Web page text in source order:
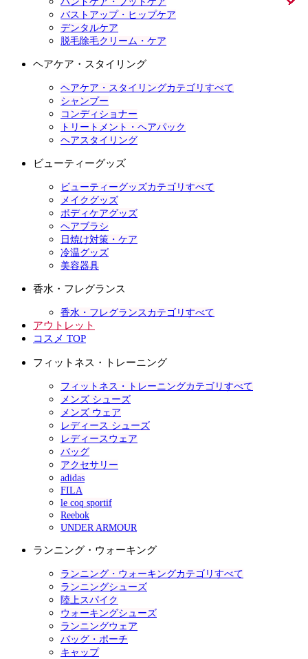
バストアップ・ヒップケア
デンタルケア
脱毛除毛クリーム・ケア
ヘアケア・スタイリング
ヘアケア・スタイリングカテゴリすべて
シャンプー
コンディショナー
トリートメント・ヘアパック
ヘアスタイリング
ビューティーグッズ
ビューティーグッズカテゴリすべて
メイクグッズ
ボディケアグッズ
ヘアブラシ
日焼け対策・ケア
冷温グッズ
美容器具
香水・フレグランス
香水・フレグランスカテゴリすべて
アウトレット
コスメ TOP
フィットネス・トレーニング
フィットネス・トレーニングカテゴリすべて
メンズ シューズ
メンズ ウェア
レディース シューズ
レディースウェア
バッグ
アクセサリー
adidas
FILA
le coq sportif
Reebok
UNDER ARMOUR
ランニング・ウォーキング
ランニング・ウォーキングカテゴリすべて
ランニングシューズ
陸上スパイク
ウォーキングシューズ
ランニングウェア
バッグ・ポーチ
キャップ